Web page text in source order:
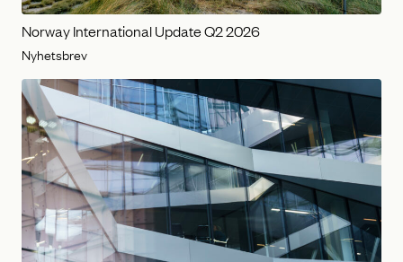
Norway International Update Q2 2026
Nyhetsbrev